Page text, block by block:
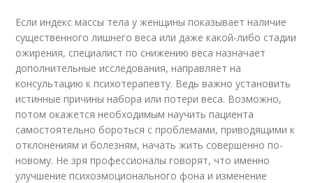
Если индекс массы тела у женщины показывает наличие
существенного лишнего веса или даже какой-либо стадии
ожирения, специалист по снижению веса назначает
дополнительные исследования, направляет на
консультацию к психотерапевту. Ведь важно установить
истинные причины набора или потери веса. Возможно,
потом окажется необходимым научить пациента
самостоятельно бороться с проблемами, приводящими к
отклонениям и болезням, начать жить совершенно по-
новому. Не зря профессионалы говорят, что именно
улучшение психоэмоционального фона и изменение